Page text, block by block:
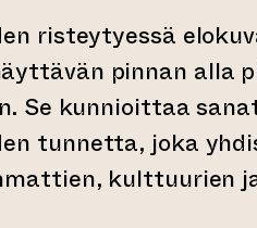
risteytyessä
pinnan alla
Se kunnioittaa
tunnetta, joka
kulttuurien